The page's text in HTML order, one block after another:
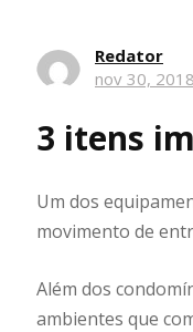
Redator
nov 30, 2018
3 itens
Um dos
movimento de
Além dos
ambientes que